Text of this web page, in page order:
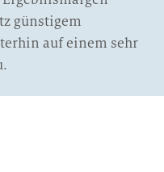
günstigem
auf einem sehr